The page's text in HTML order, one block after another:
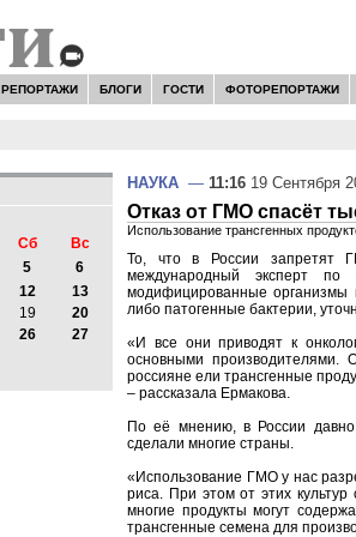
РЕПОРТАЖИ БЛОГИ ГОСТИ ФОТОРЕПОРТАЖИ
Сб
Вс
5
6
12
13
19
20
26
27
НАУКА — 11:16 19 Сентября
Отказ от ГМО спасёт
Использование трансгенных
То, что в России запретят
международный эксперт по
модифицированные организмы
либо патогенные бактерии,
«И все они приводят к
основными производителями.
россияне ели трансгенные
– рассказала Ермакова.
По её мнению, в России давно
сделали многие страны.
«Использование ГМО у нас
риса. При этом от этих культур
многие продукты могут
трансгенные семена для